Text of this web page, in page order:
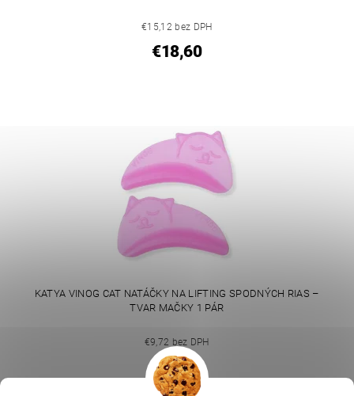
€15,12 bez DPH
€18,60
KATYA VINOG CAT NATÁČKY NA LIFTING SPODNÝCH RIAS –
TVAR MAČKY 1 PÁR
€9,72 bez DPH
€11,95